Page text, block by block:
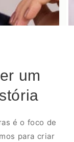
um
é o foco de
para criar